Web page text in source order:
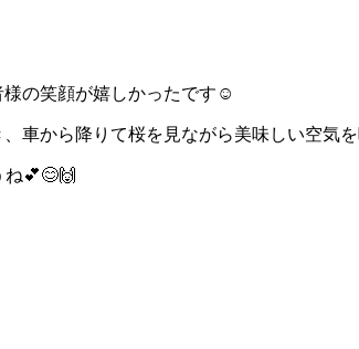
の笑顔が嬉しかったです☺️
車から降りて桜を見ながら美味しい空気
💕😊🙌